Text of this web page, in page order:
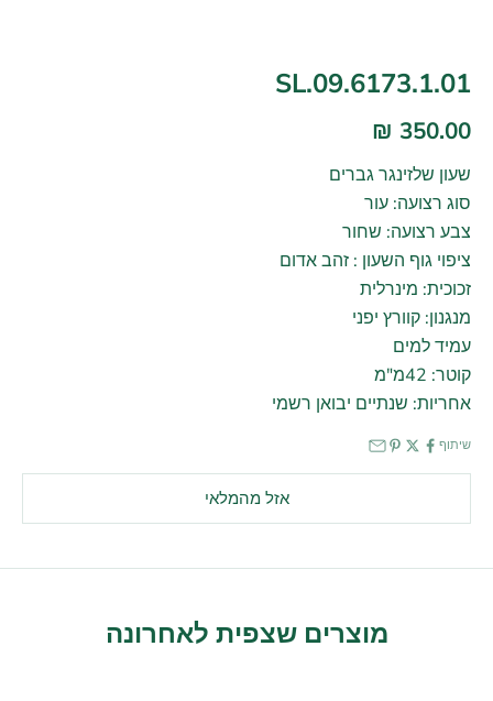
SL.09.6173.1.01
350.00 ₪
שעון שלזינגר גברים
סוג רצועה: עור
צבע רצועה: שחור
ציפוי גוף השעון : זהב אדום
זכוכית: מינרלית
מנגנון: קוורץ יפני
עמיד למים
קוטר: 42מ"מ
אחריות: שנתיים יבואן רשמי
שיתוף
אזל מהמלאי
מוצרים שצפית לאחרונה